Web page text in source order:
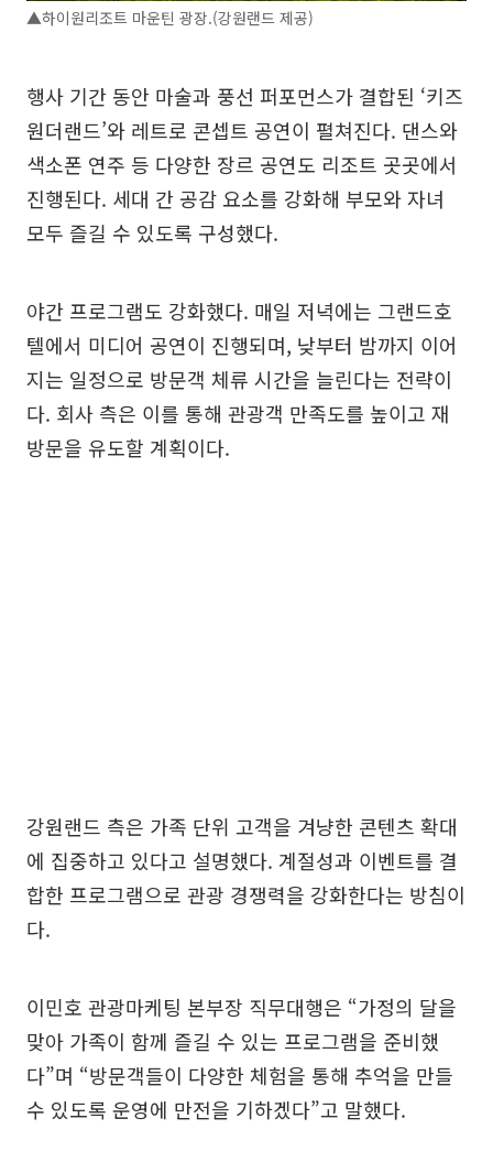
▲하이원리조트 마운틴 광장.(강원랜드 제공)
행사 기간 동안 마술과 풍선 퍼포먼스가 결합된 ‘키즈
원더랜드’와 레트로 콘셉트 공연이 펼쳐진다. 댄스와
색소폰 연주 등 다양한 장르 공연도 리조트 곳곳에서
진행된다. 세대 간 공감 요소를 강화해 부모와 자녀
모두 즐길 수 있도록 구성했다.
야간 프로그램도 강화했다. 매일 저녁에는 그랜드호
텔에서 미디어 공연이 진행되며, 낮부터 밤까지 이어
지는 일정으로 방문객 체류 시간을 늘린다는 전략이
다. 회사 측은 이를 통해 관광객 만족도를 높이고 재
방문을 유도할 계획이다.
강원랜드 측은 가족 단위 고객을 겨냥한 콘텐츠 확대
에 집중하고 있다고 설명했다. 계절성과 이벤트를 결
합한 프로그램으로 관광 경쟁력을 강화한다는 방침이
다.
이민호 관광마케팅 본부장 직무대행은 “가정의 달을
맞아 가족이 함께 즐길 수 있는 프로그램을 준비했
다”며 “방문객들이 다양한 체험을 통해 추억을 만들
수 있도록 운영에 만전을 기하겠다”고 말했다.